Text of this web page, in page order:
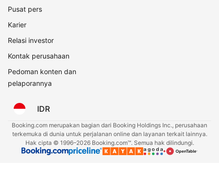
Pusat pers
Karier
Relasi investor
Kontak perusahaan
Pedoman konten dan
pelaporannya
IDR
Booking.com merupakan bagian dari Booking Holdings Inc., perusahaan
terkemuka di dunia untuk perjalanan online dan layanan terkait lainnya.
Hak cipta © 1996–2026 Booking.com™. Semua hak dilindungi.